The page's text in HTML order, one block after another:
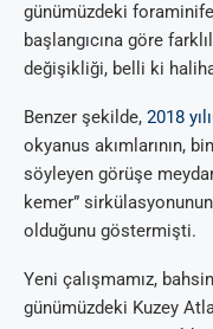
günümüzdeki
başlangıcına göre
değişikliği, belli ki
Benzer şekilde, 2018
okyanus akımlarının,
söyleyen görüşe
kemer”
olduğunu göstermişti.
Yeni çalışmamız,
günümüzdeki Kuzey